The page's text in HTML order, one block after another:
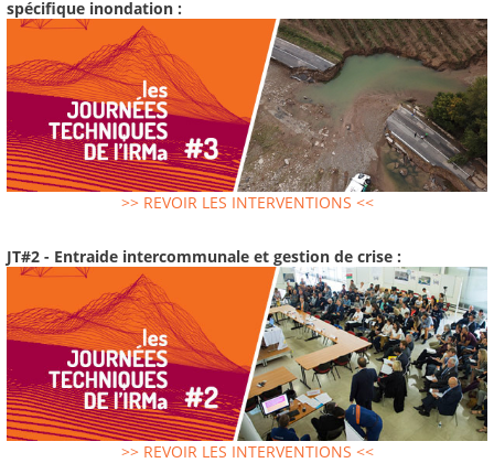
spécifique inondation :
>> REVOIR LES INTERVENTIONS <<
JT#2 - Entraide intercommunale et gestion de crise :
>> REVOIR LES INTERVENTIONS <<